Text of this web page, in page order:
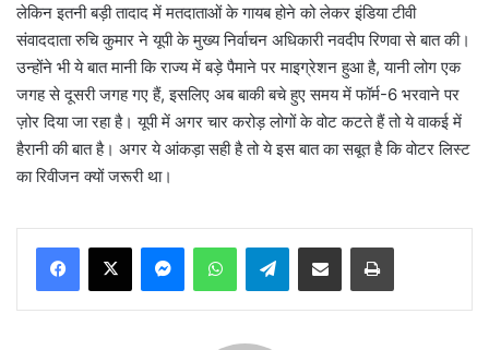
लेकिन इतनी बड़ी तादाद में मतदाताओं के गायब होने को लेकर इंडिया टीवी
संवाददाता रुचि कुमार ने यूपी के मुख्य निर्वाचन अधिकारी नवदीप रिणवा से बात की।
उन्होंने भी ये बात मानी कि राज्य में बड़े पैमाने पर माइग्रेशन हुआ है, यानी लोग एक
जगह से दूसरी जगह गए हैं, इसलिए अब बाकी बचे हुए समय में फॉर्म-6 भरवाने पर
ज़ोर दिया जा रहा है। यूपी में अगर चार करोड़ लोगों के वोट कटते हैं तो ये वाकई में
हैरानी की बात है। अगर ये आंकड़ा सही है तो ये इस बात का सबूत है कि वोटर लिस्ट
का रिवीजन क्यों जरूरी था।
MessengerWhatsAppTelegramShare via Email Print